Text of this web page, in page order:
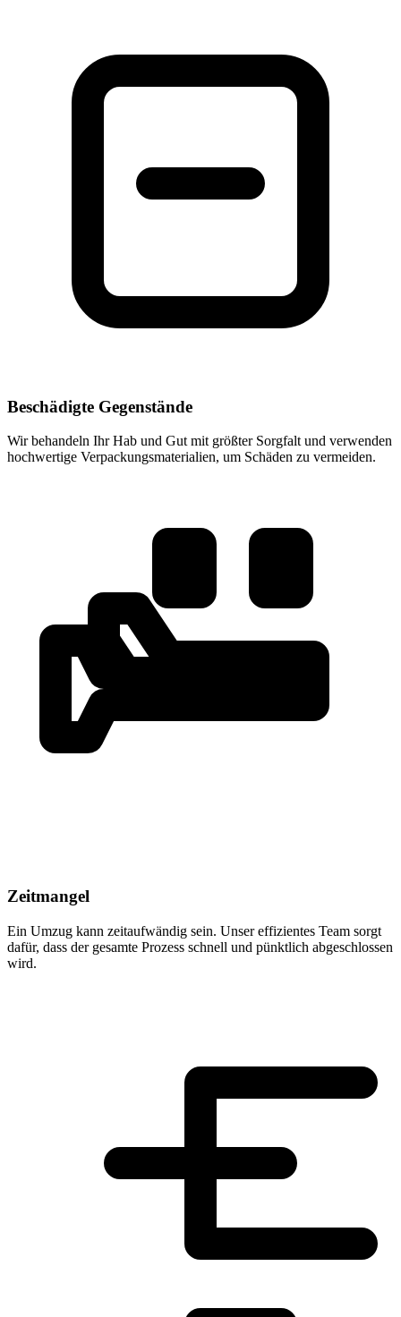
Beschädigte Gegenstände
Wir behandeln Ihr Hab und Gut mit größter Sorgfalt und verwenden
hochwertige Verpackungsmaterialien, um Schäden zu vermeiden.
Zeitmangel
Ein Umzug kann zeitaufwändig sein. Unser effizientes Team sorgt
dafür, dass der gesamte Prozess schnell und pünktlich abgeschlossen
wird.